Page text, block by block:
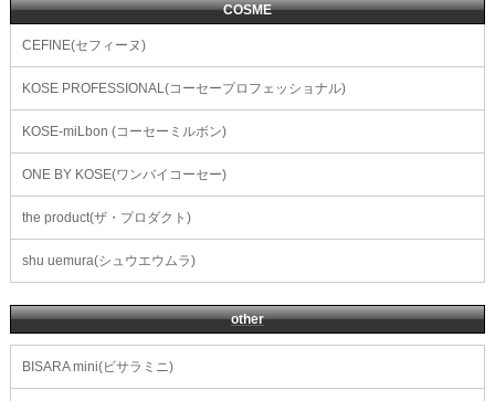
COSME
CEFINE(セフィーヌ)
KOSE PROFESSIONAL(コーセープロフェッショナル)
KOSE-miLbon (コーセーミルボン)
ONE BY KOSE(ワンバイコーセー)
the product(ザ・プロダクト)
shu uemura(シュウエウムラ)
other
BISARA mini(ビサラミニ)